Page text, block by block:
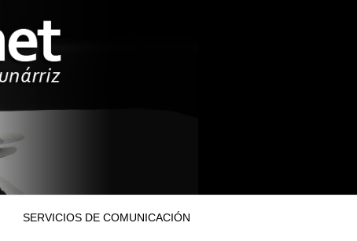
SERVICIOS DE COMUNICACIÓN